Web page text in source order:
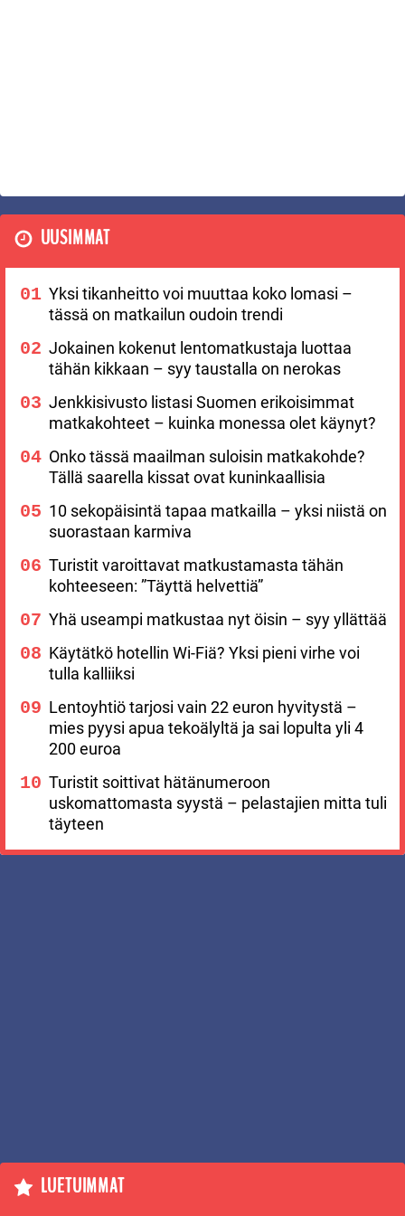
UUSIMMAT
Yksi tikanheitto voi muuttaa koko lomasi –
tässä on matkailun oudoin trendi
Jokainen kokenut lentomatkustaja luottaa
tähän kikkaan – syy taustalla on nerokas
Jenkkisivusto listasi Suomen erikoisimmat
matkakohteet – kuinka monessa olet käynyt?
Onko tässä maailman suloisin matkakohde?
Tällä saarella kissat ovat kuninkaallisia
10 sekopäisintä tapaa matkailla – yksi niistä on
suorastaan karmiva
Turistit varoittavat matkustamasta tähän
kohteeseen: ”Täyttä helvettiä”
Yhä useampi matkustaa nyt öisin – syy yllättää
Käytätkö hotellin Wi-Fiä? Yksi pieni virhe voi
tulla kalliiksi
Lentoyhtiö tarjosi vain 22 euron hyvitystä –
mies pyysi apua tekoälyltä ja sai lopulta yli 4
200 euroa
Turistit soittivat hätänumeroon
uskomattomasta syystä – pelastajien mitta tuli
täyteen
LUETUIMMAT